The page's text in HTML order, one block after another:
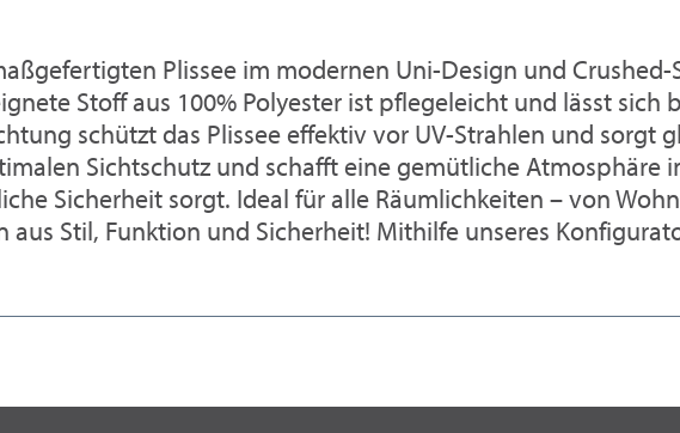
Plissee im modernen Uni-Design und
Stoff aus 100% Polyester ist pflegeleicht und lässt sich
schützt das Plissee effektiv vor UV-Strahlen und sorgt
Sichtschutz und schafft eine gemütliche Atmosphäre
Sicherheit sorgt. Ideal für alle Räumlichkeiten – von
Stil, Funktion und Sicherheit! Mithilfe unseres